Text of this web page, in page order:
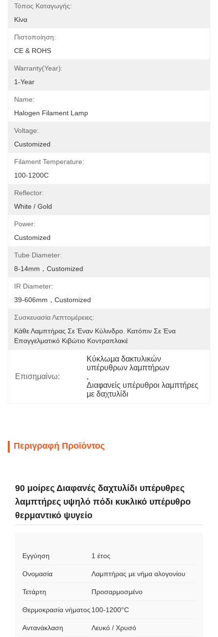
Τόπος Καταγωγής:
Κίνα
Πιστοποίηση:
CE & ROHS
Warranty(Year):
1-Year
Name:
Halogen Filament Lamp
Voltage:
Customized
Filament Temperature:
100-1200C
Reflector:
White / Gold
Power:
Customized
Tube Diameter:
8-14mm，customized
IR Diameter:
39-606mm，customized
Συσκευασία Λεπτομέρειες:
Κάθε Λαμπτήρας Σε Έναν Κύλινδρο. Κατόπιν Σε Ένα
Επαγγελματικό Κιβώτιο Κοντραπλακέ
Επισημαίνω:
Κύκλωμα δακτυλικών
υπέρυθρων λαμπτήρων
,
Διαφανείς υπέρυθροι λαμπτήρες
με δαχτυλίδι
Περιγραφή Προϊόντος
90 μοίρες Διαφανές δαχτυλίδι υπέρυθρες
λαμπτήρες υψηλό πόδι κυκλικό υπέρυθρο
θερμαντικό ψυγείο
Εγγύηση 1 έτος
Ονομασία Λαμπτήρας με νήμα αλογονίου
Τετάρτη Προσαρμοσμένο
Θερμοκρασία νήματος 100-1200°C
Αντανάκλαση Λευκό / Χρυσό